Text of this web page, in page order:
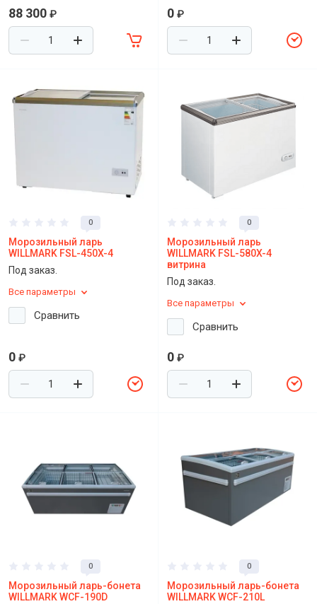
88 300 ₽ 0 ₽
0
Морозильный ларь
WILLMARK FSL-450X-4
Под заказ.
Все параметры
Сравнить
0 ₽
0
Морозильный ларь
WILLMARK FSL-580X-4
витрина
Под заказ.
Все параметры
Сравнить
0 ₽
0
Морозильный ларь-бонета
WILLMARK WCF-190D
0
Морозильный ларь-бонета
WILLMARK WCF-210L